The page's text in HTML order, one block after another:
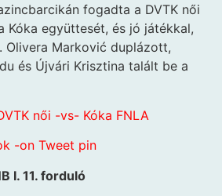
fogadta a DVTK női
Kóka együttesét, és jó játékkal,
Olivera Marković duplázott,
és Újvári Krisztina talált be a
női -vs- Kóka FNLA
-on Tweet pin
I. 11. forduló